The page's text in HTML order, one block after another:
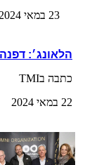
23 במאי 2024
הלאונג׳:
כתבה בTMI
22 במאי 2024